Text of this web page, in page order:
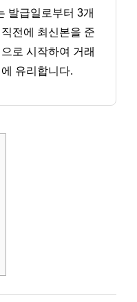
발급일로부터 3개
전에 최신본을 준
로 시작하여 거래
유리합니다.